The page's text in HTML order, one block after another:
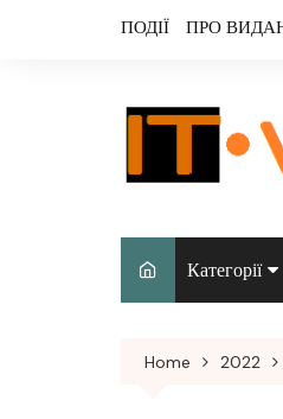
ПОДІЇ ПРО
Категорії
Аудіо &
Home 2022